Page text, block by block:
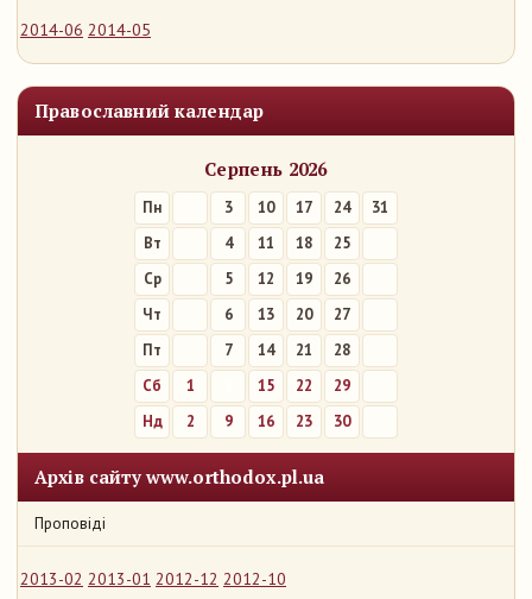
2014-06 2014-05
Православний календар
Серпень 2026
Пн 3 10 17 24
31
Вт
4 11 18
25
Ср
5 12 19
26
Чт
6 13 20
27
Пт
7 14 21
28
Сб
1 15 22
29
Нд
2 9 16 23 30
Архів сайту www.orthodox.pl.ua
Проповіді
2013-02 2013-01 2012-12 2012-10